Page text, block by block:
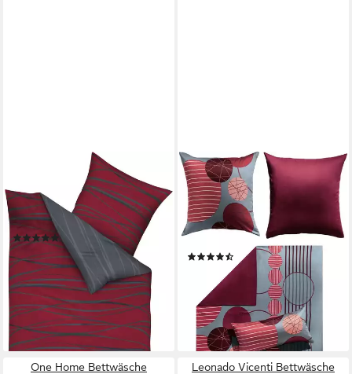
Wendebettwäsche, Mako-
Satin, Streifen
(4)
ab 53,95 €
lieferbar - in 2-3 Werktagen bei dir
+3
ERWIN MÜLLER
Bettwäsche
Wendebettwäsche, Mako-
Satin, Mako-Satin
(6)
ab 43,95 € 68,95 €
-36%
lieferbar - in 2-3 Werktagen bei dir
One Home Bettwäsche
Leonado Vicenti Bettwäsche